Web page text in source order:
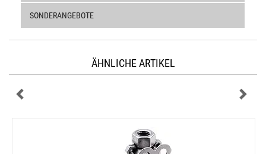
SONDERANGEBOTE
ÄHNLICHE ARTIKEL